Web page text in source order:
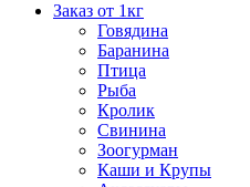
Заказ от 1кг
Говядина
Баранина
Птица
Рыба
Кролик
Свинина
Зоогурман
Каши и Крупы